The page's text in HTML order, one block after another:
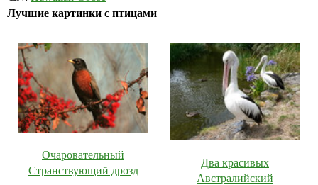
Лучшие картинки с птицами
Очаровательный
Странствующий дрозд
Два красивых
Австралийский